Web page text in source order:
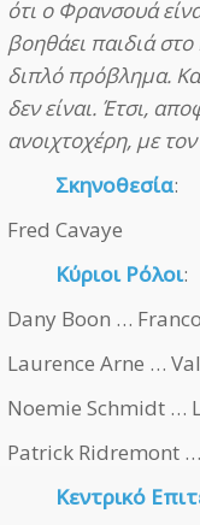
ότι ο Φρανσουά
βοηθάει παιδιά
διπλό πρόβλημα.
δεν είναι. Έτσι,
ανοιχτοχέρη, με
Σκηνοθεσία:
Fred Cavaye
Κύριοι Ρόλοι:
Dany Boon …
Laurence Arne …
Noemie Schmidt …
Patrick Ridremont
Κεντρικό